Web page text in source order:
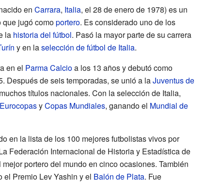
en Carrara, Italia, el 28 de enero de 1978) es un
jugó comoportero. Es considerado uno de los
la historia del fútbol. Pasó la mayor parte de su carrera
y en laselección de fútbol de Italia.
en el Parma Calcioa los 13 años y debutó como
Después de seis temporadas, se unió a laJuventus de
títulos nacionales. Con la selección de Italia,
EurocopasyCopas Mundiales, ganando el Mundial de
en la lista de los 100 mejores futbolistas vivos por
Federación Internacional de Historia y Estadística de
portero del mundo en cinco ocasiones. También
el Premio Lev Yashin y el Balón de Plata. Fue